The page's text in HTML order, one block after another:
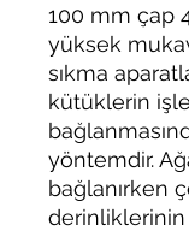
100 mm çap
yüksek
sıkma
kütüklerin
yöntemdir.
bağlanırken